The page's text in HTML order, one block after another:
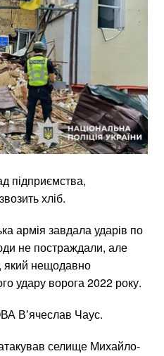
підприємства,
хліб.
армія завдала ударів по
не постраждали, але
який нещодавно
удару ворога 2022 року.
Вʼячеслав Чаус.
селище Михайло-